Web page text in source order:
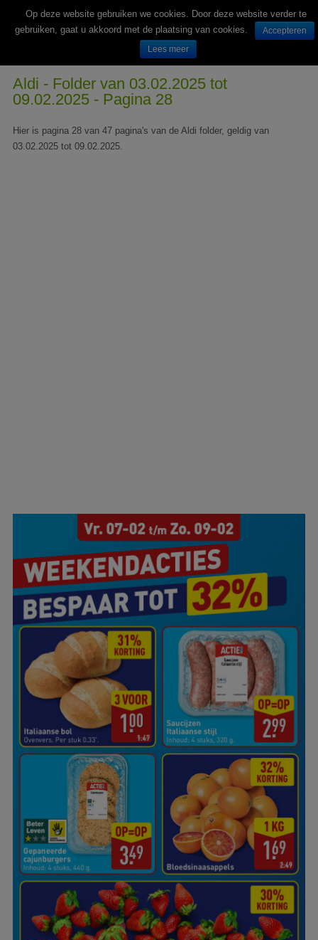
Wekelijks nieuwe folders van Nederlandse supermarkten en winkels
Aldi - Folder van 03.02.2025 tot
09.02.2025 - Pagina 28
Hier is pagina 28 van 47 pagina's van de Aldi folder, geldig van
03.02.2025 tot 09.02.2025.
Op deze website gebruiken we cookies. Door deze website verder te
gebruiken, gaat u akkoord met de plaatsing van cookies.
Accepteren
Lees meer